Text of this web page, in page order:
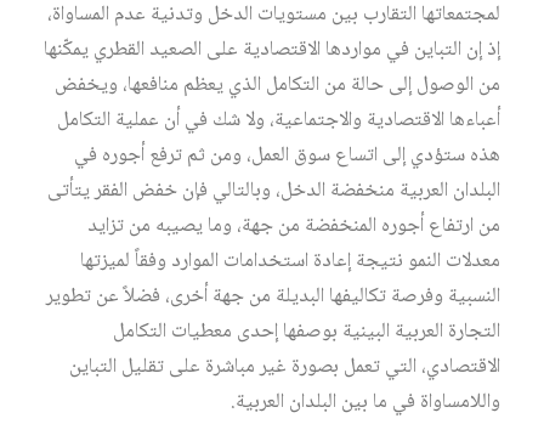
لمجتمعاتها التقارب بين مستويات الدخل وتدنية عدم المساواة،
إذ إن التباين في مواردها الاقتصادية على الصعيد القطري يمكّنها
من الوصول إلى حالة من التكامل الذي يعظم منافعها، ويخفض
أعباءها الاقتصادية والاجتماعية، ولا شك في أن عملية التكامل
هذه ستؤدي إلى اتساع سوق العمل، ومن ثم ترفع أجوره في
البلدان العربية منخفضة الدخل، وبالتالي فإن خفض الفقر يتأتى
من ارتفاع أجوره المنخفضة من جهة، وما يصيبه من تزايد
معدلات النمو نتيجة إعادة استخدامات الموارد وفقاً لميزتها
النسبية وفرصة تكاليفها البديلة من جهة أخرى، فضلاً عن تطوير
التجارة العربية البينية بوصفها إحدى معطيات التكامل
الاقتصادي، التي تعمل بصورة غير مباشرة على تقليل التباين
واللامساواة في ما بين البلدان العربية.